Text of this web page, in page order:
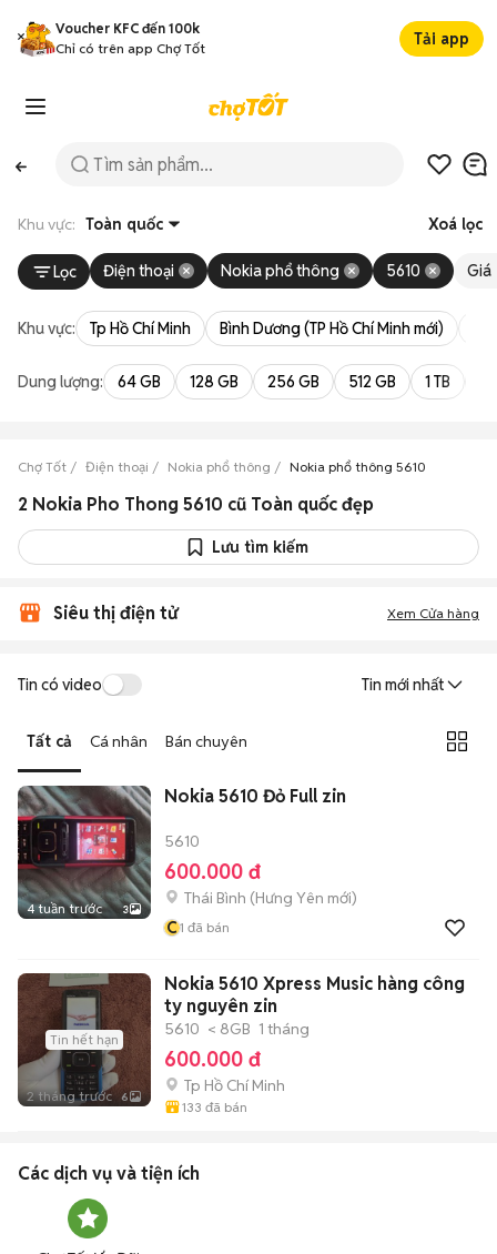
Voucher KFC đến 100k
Chỉ có trên app Chợ Tốt
Tải app
Khu vực: Toàn quốc Xoá lọc
Lọc Điện thoại Nokia phổ thông 5610 Giá
Khu vực: Tp Hồ Chí Minh Bình Dương (TP Hồ Chí Minh mới)
Dung lượng: 64 GB 128 GB 256 GB 512 GB 1 TB
Chợ Tốt Điện thoại Nokia phổ thông Nokia phổ thông 5610
2 Nokia Pho Thong 5610 cũ Toàn quốc đẹp
Lưu tìm kiếm
Siêu thị điện tử Xem Cửa hàng
Tin có video Tin mới nhất
Tất cả Cá nhân Bán chuyên
4 tuần trước 3
Nokia 5610 Đỏ Full zin
5610
600.000 đ
Thái Bình (Hưng Yên mới)
C1 đã bán
Tin hết hạn
2 tháng trước 6
Nokia 5610 Xpress Music hàng công
ty nguyên zin
5610 < 8GB 1 tháng
600.000 đ
Tp Hồ Chí Minh
133 đã bán
Các dịch vụ và tiện ích